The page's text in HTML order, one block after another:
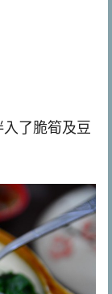
了脆筍及豆